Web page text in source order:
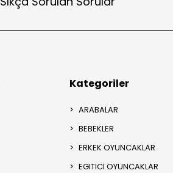
Kategoriler
ARABALAR
BEBEKLER
ERKEK OYUNCAKLAR
EGITICI OYUNCAKLAR